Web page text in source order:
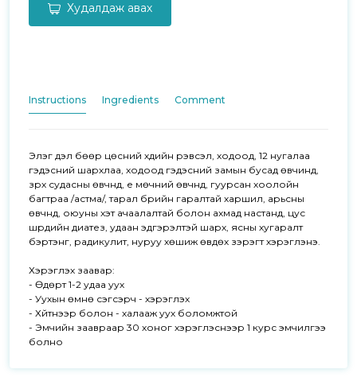
Худалдаж авах
Instructions Ingredients Comment
Элэг дэлүү бөөр цөсний хүүдийн үрэвсэл, ходоод, 12 нугалаа
гэдэсний шархлаа, ходоод гэдэсний замын бусад өвчинд,
зүрх судасны өвчнүүд, үе мөчний өвчнүүд, гуурсан хоолойн
багтраа /астма/, тарал бүрийн гаралтай харшил, арьсны
өвчнүүд, оюуны хэт ачаалалтай болон ахмад настанд, цус
шүүрдийн диатез, удаан эдгэрэлтэй шарх, ясны хугаралт
бэртэнг, радикулит, нуруу хөшиж өвдөх зэрэгт хэрэглэнэ.
Хэрэглэх заавар:
- Өдөрт 1-2 удаа уух
- Уухын өмнө сэгсэрч - хэрэглэх
- Хүйтнээр болон - халааж уух боломжтой
- Эмчийн заавраар 30 хоног хэрэглэснээр 1 курс эмчилгээ
болно